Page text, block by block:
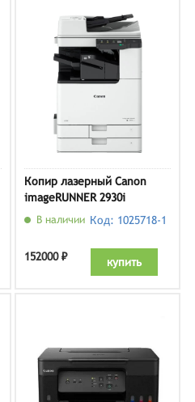
Копир лазерный Canon
imageRUNNER 2930i
(5975C005)
В наличии Код: 1025718-1
152000 ₽ купить